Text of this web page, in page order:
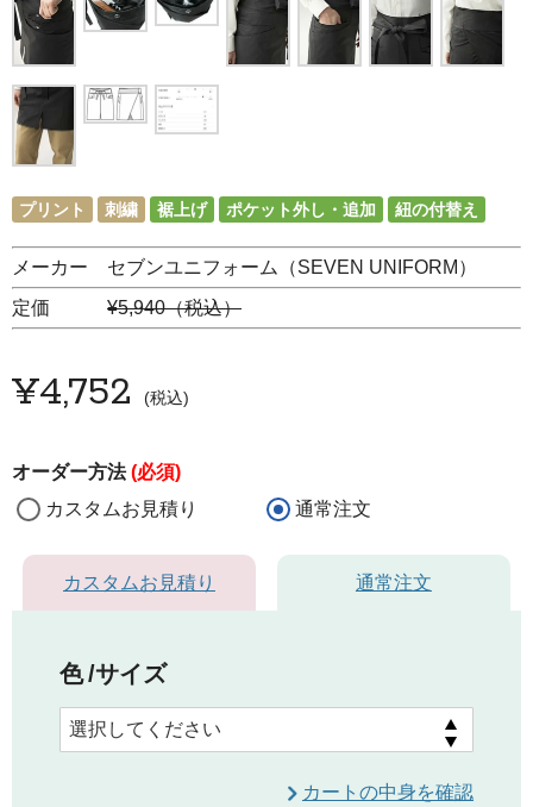
プリント 刺繍 裾上げ ポケット外し・追加 紐の付替え
メーカー セブンユニフォーム（SEVEN UNIFORM）
定価 ¥5,940（税込）
¥4,752 税込
オーダー方法(必須)
カスタムお見積り
通常注文
カスタムお見積り 通常注文
色 サイズ
カートの中身を確認